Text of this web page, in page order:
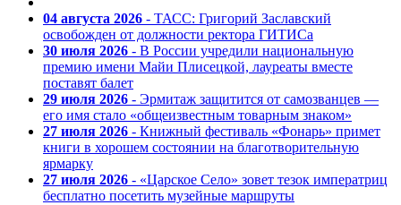
04 августа 2026 - ТАСС: Григорий Заславский
освобожден от должности ректора ГИТИСа
30 июля 2026 - В России учредили национальную
премию имени Майи Плисецкой, лауреаты вместе
поставят балет
29 июля 2026 - Эрмитаж защитится от самозванцев —
его имя стало «общеизвестным товарным знаком»
27 июля 2026 - Книжный фестиваль «Фонарь» примет
книги в хорошем состоянии на благотворительную
ярмарку
27 июля 2026 - «Царское Село» зовет тезок императриц
бесплатно посетить музейные маршруты